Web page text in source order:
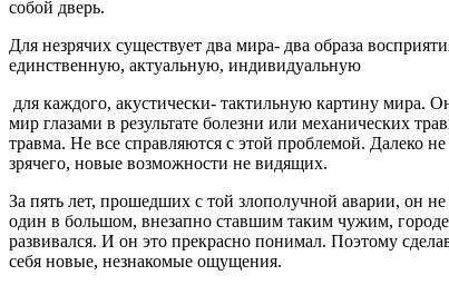
собой дверь.
Для незрячих существует два мира- два образа
единственную, актуальную, индивидуальную
для каждого, акустически- тактильную картину мира.
мир глазами в результате болезни или механических
травма. Не все справляются с этой проблемой. Далеко
зрячего, новые возможности не видящих.
За пять лет, прошедших с той злополучной аварии, он
один в большом, внезапно ставшим таким чужим,
развивался. И он это прекрасно понимал. Поэтому
себя новые, незнакомые ощущения.